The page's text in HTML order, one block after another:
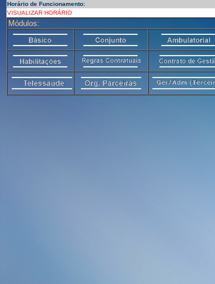
Horário de Funcionamento:
VISUALIZAR HORÁRIO
Módulos: